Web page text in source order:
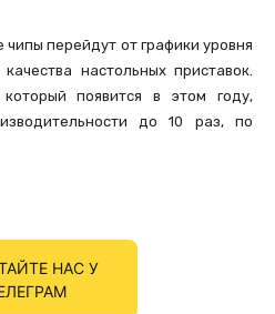
перейдут от графики уровня
настольных приставок.
появится в этом году,
до 10 раз, по
НАС У